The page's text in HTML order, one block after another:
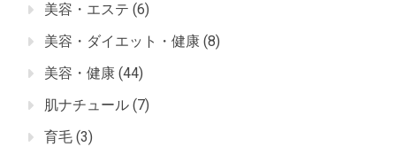
美容・エステ (6)
美容・ダイエット・健康 (8)
美容・健康 (44)
肌ナチュール (7)
育毛 (3)